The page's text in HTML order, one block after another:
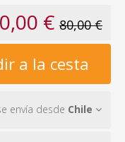
€ 80,00 €
a la cesta
envía desde Chile